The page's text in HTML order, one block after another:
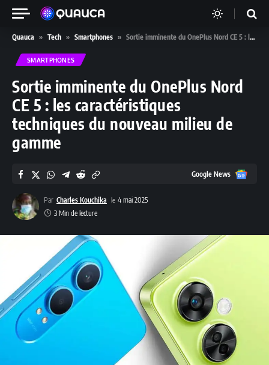
Quauca » Tech » Smartphones » Sortie imminente du OnePlus Nord CE 5 : les caractéristiques techniques du nouveau milieu de gamme
SMARTPHONES
Sortie imminente du OnePlus Nord
CE 5 : les caractéristiques
techniques du nouveau milieu de
gamme
Par Charles Kouchika
4 mai 2025
3 Min de lecture
Google News Google